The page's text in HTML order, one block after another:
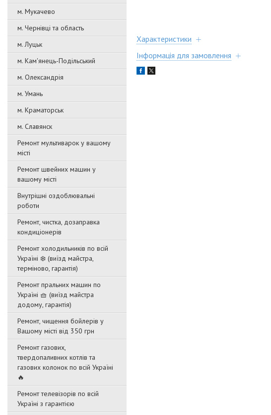
м. Мукачево
м. Чернівці та область
м. Луцьк
м. Кам'янець-Подільський
м. Олександрія
м. Умань
м. Краматорськ
м. Славянск
Ремонт мультиварок у вашому
місті
Ремонт швейних машин у
вашому місті
Внутрішні оздоблювальні
роботи
Ремонт, чистка, дозаправка
кондиціонерів
Ремонт холодильників по всій
Україні ❄️ (виїзд майстра,
терміново, гарантія)
Ремонт пральних машин по
Україні 🧺 (виїзд майстра
додому, гарантія)
Ремонт, чищення бойлерів у
Вашому місті від 350 грн
Ремонт газових,
твердопаливних котлів та
газових колонок по всій Україні
🔥
Ремонт телевізорів по всій
Україні з гарантією
Характеристики
Інформація для замовлення